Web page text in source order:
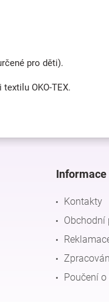
pro děti).
OKO-TEX.
Informace
Kontakty
Obchodní
Poučení